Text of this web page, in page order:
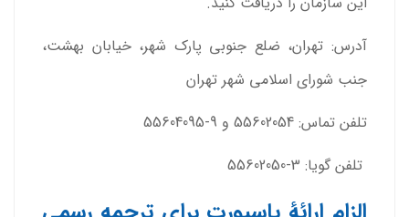
آدرس: تهران، ضلع جنوبی پارک شهر، خیابان بهشت،
جنب شورای اسلامی شهر تهران
تلفن تماس: 55602054 و 9-55604095
تلفن گویا: 3-55602050